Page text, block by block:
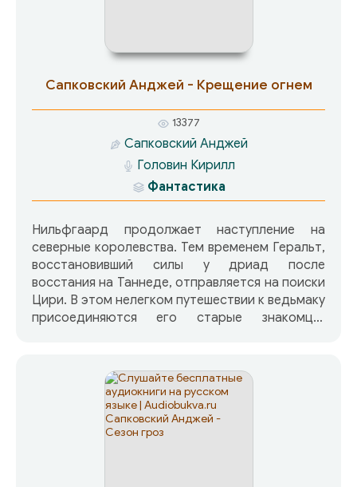
Сапковский Анджей - Крещение огнем
13377
Сапковский Анджей
Головин Кирилл
Фантастика
Нильфгаард продолжает наступление на
северные королевства. Тем временем Геральт,
восстановивший силы у дриад после
восстания на Таннеде, отправляется на поиски
Цири. В этом нелегком путешествии к ведьмаку
присоединяются его старые знакомцы:
спасение Цири отправляется и Йеннифер,
которая смогла сбежать из плена. Сама Цири
под именем Фалька стала разбойничать в
банде под названием Крысы. Однако за
бандой уже следит безжалостный охотник за